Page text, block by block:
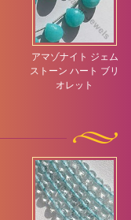
アマゾナイト ジェム
ストーン ハート ブリ
オレット